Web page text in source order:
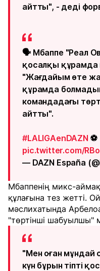
айтты", - деді
🗣️ Мбаппе "Реал
қосалқы құрамда
"Жағдайым өте
құрамда
командадағы
айтты".
#LALIGAenDAZN ⚽
pic.twitter.com/
— DAZN España
Мбаппенің микс-
құлағына тез жетті.
мәслихатында
"төртінші шабуылшы"
"Мен оған мұндай
күн бұрын тіпті